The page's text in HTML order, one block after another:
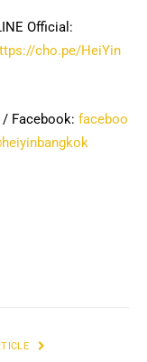
Official:
cho.pe/HeiYin
/ Facebook: faceboo